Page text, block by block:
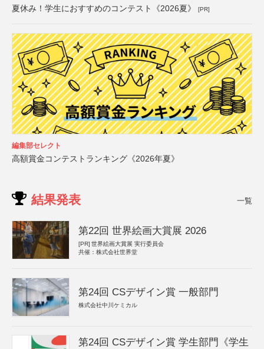
夏休み！学生におすすめのコンテスト《2026夏》 [PR]
編集部セレクト
高額賞金コンテストランキング《2026年夏》
結果発表 一覧
第22回 世界絵画大賞展 2026
[PR] 世界絵画大賞展 実行委員会
共催：株式会社世界堂
第24回 CSデザイン賞 一般部門
株式会社中川ケミカル
第24回 CSデザイン賞 学生部門《学生